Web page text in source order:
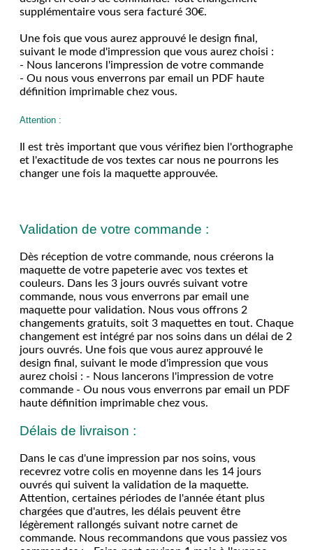
supplémentaire vous sera facturé 30€.
Une fois que vous aurez approuvé le design final,
suivant le mode d'impression que vous aurez choisi :
- Nous lancerons l'impression de votre commande
- Ou nous vous enverrons par email un PDF haute
définition imprimable chez vous.
Attention :
Il est très important que vous vérifiez bien l'orthographe
et l'exactitude de vos textes car nous ne pourrons les
changer une fois la maquette approuvée.
Validation de votre commande :
Dès réception de votre commande, nous créerons la
maquette de votre papeterie avec vos textes et
couleurs. Dans les 3 jours ouvrés suivant votre
commande, nous vous enverrons par email une
maquette pour validation. Nous vous offrons 2
changements gratuits, soit 3 maquettes en tout. Chaque
changement est intégré par nos soins dans un délai de 2
jours ouvrés. Une fois que vous aurez approuvé le
design final, suivant le mode d'impression que vous
aurez choisi : - Nous lancerons l'impression de votre
commande - Ou nous vous enverrons par email un PDF
haute définition imprimable chez vous.
Délais de livraison :
Dans le cas d'une impression par nos soins, vous
recevrez votre colis en moyenne dans les 14 jours
ouvrés qui suivent la validation de la maquette.
Attention, certaines périodes de l'année étant plus
chargées que d'autres, les délais peuvent être
légèrement rallongés suivant notre carnet de
commande. Nous recommandons que vous passiez vos